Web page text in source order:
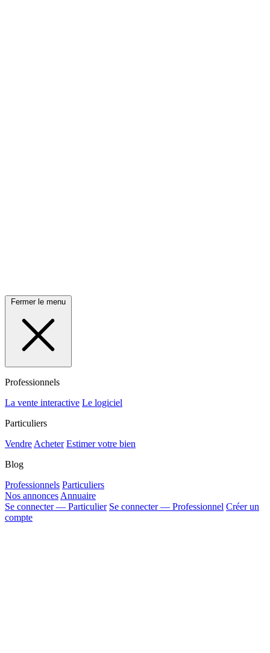
Fermer le menu
Professionnels
La vente interactive Le logiciel
Particuliers
Vendre Acheter Estimer votre bien
Blog
Professionnels Particuliers
Nos annonces Annuaire
Se connecter — Particulier Se connecter — Professionnel Créer un
compte